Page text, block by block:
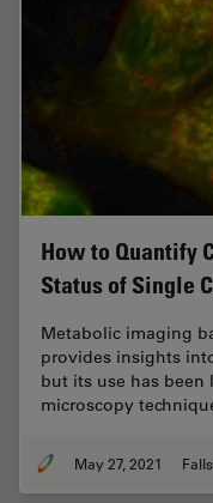
How to Quantify
Status of Single
Metabolic imaging
provides insights
but its use has been
microscopy
May 27, 2021